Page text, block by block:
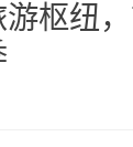
枢纽